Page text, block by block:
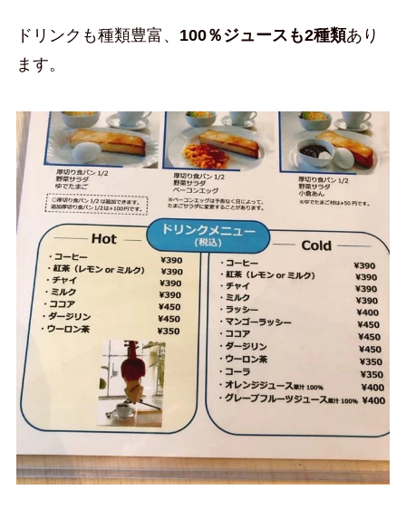
ドリンクも種類豊富、 100％ジュースも2種類あり
ます。